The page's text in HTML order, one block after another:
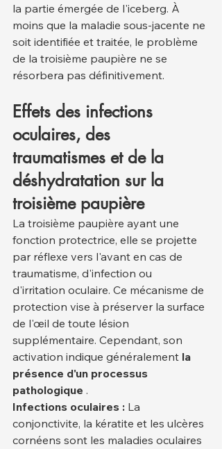
la partie émergée de l'iceberg. À
moins que la maladie sous-jacente ne
soit identifiée et traitée, le problème
de la troisième paupière ne se
résorbera pas définitivement.
Effets des infections
oculaires, des
traumatismes et de la
déshydratation sur la
troisième paupière
La troisième paupière ayant une
fonction protectrice, elle se projette
par réflexe vers l'avant en cas de
traumatisme, d'infection ou
d'irritation oculaire. Ce mécanisme de
protection vise à préserver la surface
de l'œil de toute lésion
supplémentaire. Cependant, son
activation indique généralement la
présence d'un processus
pathologique .
Infections oculaires : La
conjonctivite, la kératite et les ulcères
cornéens sont les maladies oculaires